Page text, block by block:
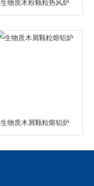
生物质木粉颗粒热风炉
生物质木屑颗粒熔铝炉